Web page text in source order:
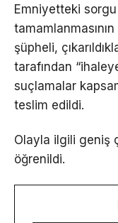
Emniyetteki
şüpheli,
tarafından
suçlamalar
teslim edildi.
Olayla ilgili geniş
öğrenildi.